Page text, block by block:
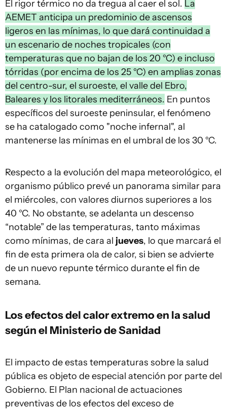
El rigor térmico no da tregua al caer el sol. La
AEMET anticipa un predominio de ascensos
ligeros en las mínimas, lo que dará continuidad a
un escenario de noches tropicales (con
temperaturas que no bajan de los 20 °C) e incluso
tórridas (por encima de los 25 °C) en amplias zonas
del centro-sur, el suroeste, el valle del Ebro,
Baleares y los litorales mediterráneos. En puntos
específicos del suroeste peninsular, el fenómeno
se ha catalogado como "noche infernal", al
mantenerse las mínimas en el umbral de los 30 °C.
Respecto a la evolución del mapa meteorológico, el
organismo público prevé un panorama similar para
el miércoles, con valores diurnos superiores a los
40 °C. No obstante, se adelanta un descenso
“notable” de las temperaturas, tanto máximas
como mínimas, de cara al jueves, lo que marcará el
fin de esta primera ola de calor, si bien se advierte
de un nuevo repunte térmico durante el fin de
semana.
Los efectos del calor extremo en la salud
según el Ministerio de Sanidad
El impacto de estas temperaturas sobre la salud
pública es objeto de especial atención por parte del
Gobierno. El Plan nacional de actuaciones
preventivas de los efectos del exceso de